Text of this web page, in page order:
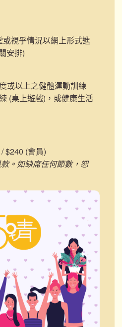
視乎情況以網上形式進
安排)
或以上之健體運動訓練
(桌上遊戲)，或健康生活
$240 (會員)
。如缺席任何節數，恕